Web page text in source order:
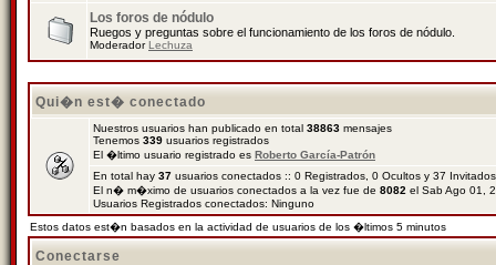
Los foros de nódulo
Ruegos y preguntas sobre el funcionamiento de los foros de nódulo.
ModeradorLechuza
Qui�n est� conectado
Nuestros usuarios han publicado en total 38863 mensajes
Tenemos 339 usuarios registrados
El �ltimo usuario registrado es Roberto García-Patrón
En total hay 37 usuarios conectados :: 0 Registrados, 0 Ocultos y 37
El n� m�ximo de usuarios conectados a la vez fue de 8082 el Sab Ago 01,
Usuarios Registrados conectados: Ninguno
Estos datos est�n basados en la actividad de usuarios de los �ltimos 5 minutos
Conectarse